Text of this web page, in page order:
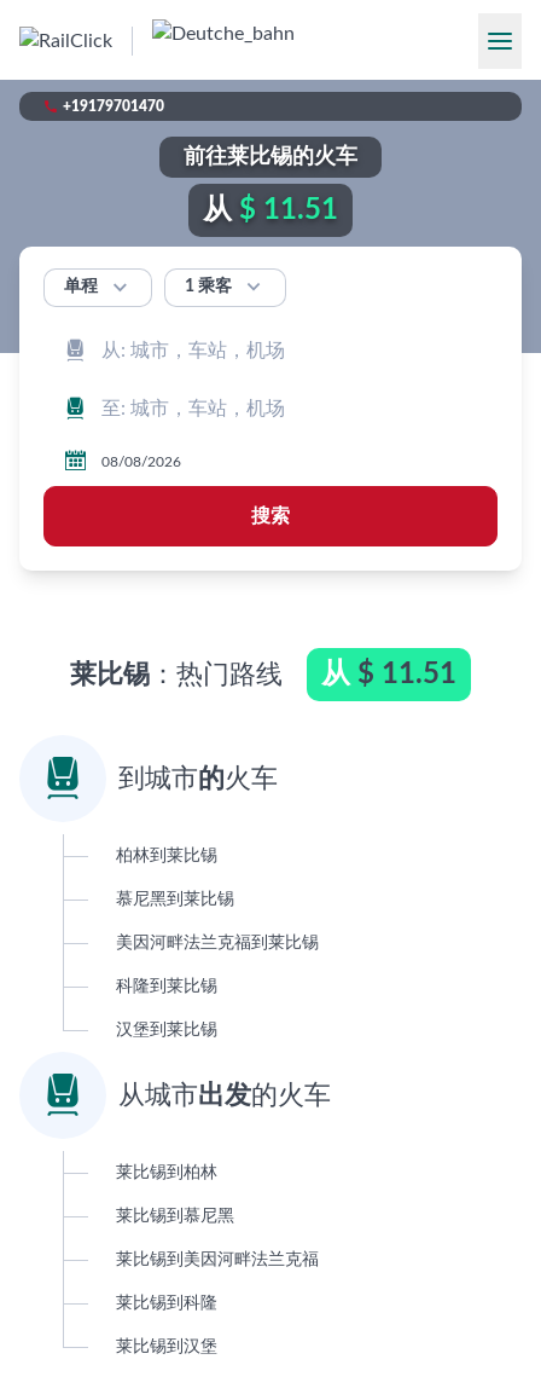
 +19179701470
前往莱比锡的火车
从 $ 11.51
单程  1 乘客 



搜索
莱比锡 ：热门路线 从 $ 11.51
 到城市的火车
柏林到莱比锡
慕尼黑到莱比锡
美因河畔法兰克福到莱比锡
科隆到莱比锡
汉堡到莱比锡
 从城市出发的火车
莱比锡到柏林
莱比锡到慕尼黑
莱比锡到美因河畔法兰克福
莱比锡到科隆
莱比锡到汉堡